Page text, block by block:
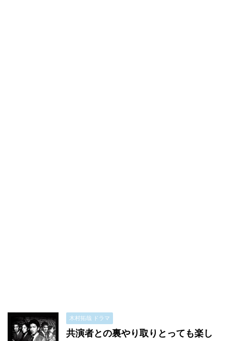
木村拓哉 ドラマ
共演者との裏やり取りとっても楽し